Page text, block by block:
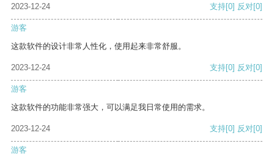
2023-12-24 支持[0] 反对[0]
游客
这款软件的设计非常人性化，使用起来非常舒服。
2023-12-24 支持[0] 反对[0]
游客
这款软件的功能非常强大，可以满足我日常使用的需求。
2023-12-24 支持[0] 反对[0]
游客